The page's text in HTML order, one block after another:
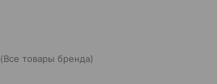
(Все товары бренда)